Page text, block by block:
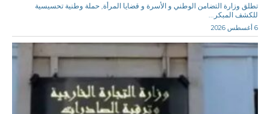
تطلق وزارة التضامن الوطني و الأسرة و قضايا المرأة, حملة وطنية تحسيسية
للكشف المبكر...
6 أغسطس 2026